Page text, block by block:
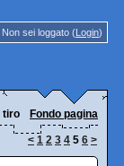
Non sei loggato (Login)
tiro Fondo pagina
< 1 2 3 4 5 6 >